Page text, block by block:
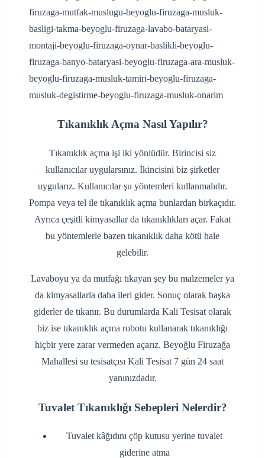
Tıkanıklık Açma Nasıl Yapılır?
Tıkanıklık açma işi iki yönlüdür. Birincisi siz
kullanıcılar uygularsınız. İkincisini biz şirketler
uygularız. Kullanıcılar şu yöntemleri kullanmalıdır.
Pompa veya tel ile tıkanıklık açma bunlardan birkaçıdır.
Ayrıca çeşitli kimyasallar da tıkanıklıkları açar. Fakat
bu yöntemlerle bazen tıkanıklık daha kötü hale
gelebilir.
Lavaboyu ya da mutfağı tıkayan şey bu malzemeler ya
da kimyasallarla daha ileri gider. Sonuç olarak başka
giderler de tıkanır. Bu durumlarda Kali Tesisat olarak
biz ise tıkanıklık açma robotu kullanarak tıkanıklığı
hiçbir yere zarar vermeden açarız. Beyoğlu Firuzağa
Mahallesi su tesisatçısı Kali Tesisat 7 gün 24 saat
yanınızdadır.
Tuvalet Tıkanıklığı Sebepleri Nelerdir?
‌Tuvalet kâğıdını çöp kutusu yerine tuvalet
giderine atma